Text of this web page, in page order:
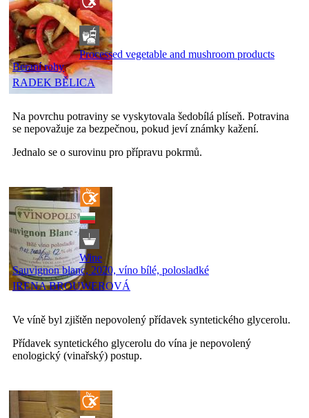
Processed vegetable and mushroom products
Beraní rohy
RADEK BĚLICA
Na povrchu potraviny se vyskytovala šedobílá plíseň. Potravina
se nepovažuje za bezpečnou, pokud jeví známky kažení.
Jednalo se o surovinu pro přípravu pokrmů.
Wine
Sauvignon blanc, 2020, víno bílé, polosladké
IRENA BROUWEROVÁ
Ve víně byl zjištěn nepovolený přídavek syntetického glycerolu.
Přídavek syntetického glycerolu do vína je nepovolený
enologický (vinařský) postup.